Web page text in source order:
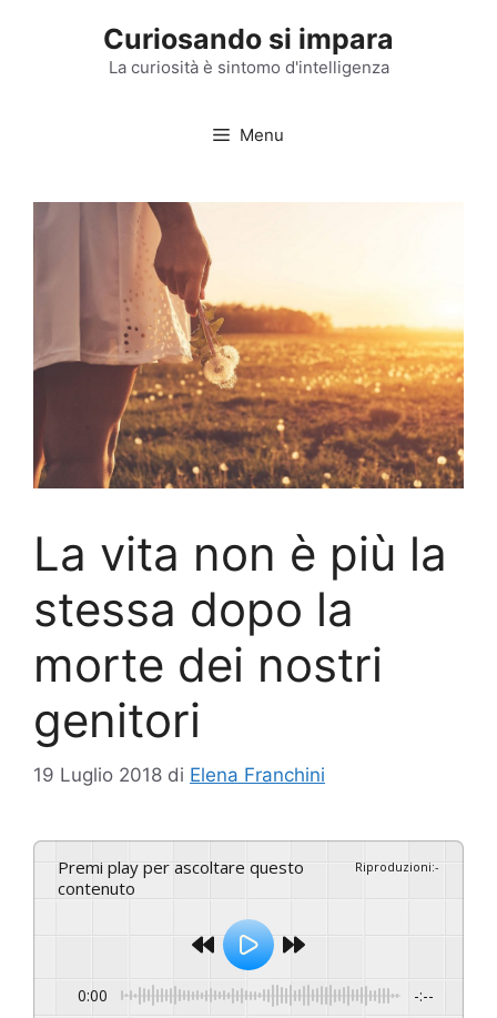
Curiosando si impara
La curiosità è sintomo d'intelligenza
Menu
La vita non è più la
stessa dopo la
morte dei nostri
genitori
19 Luglio 2018 di Elena Franchini
Premi play per ascoltare questo
contenuto
Riproduzioni:-
0:00 -:--